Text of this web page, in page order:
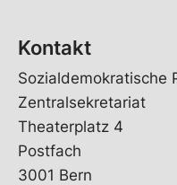
Kontakt
Sozialdemokratische
Zentralsekretariat
Theaterplatz 4
Postfach
3001 Bern